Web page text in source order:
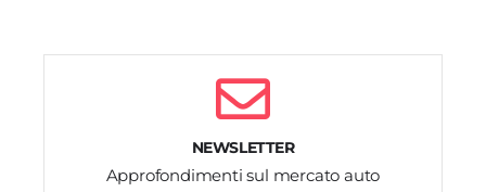
NEWSLETTER
Approfondimenti sul mercato auto